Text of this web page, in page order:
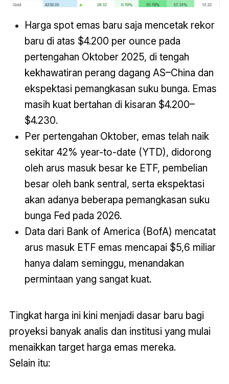
Harga spot emas baru saja mencetak rekor
baru di atas $4.200 per ounce pada
pertengahan Oktober 2025, di tengah
kekhawatiran perang dagang AS–China dan
ekspektasi pemangkasan suku bunga. Emas
masih kuat bertahan di kisaran $4.200–
$4.230.
Per pertengahan Oktober, emas telah naik
sekitar 42% year-to-date (YTD), didorong
oleh arus masuk besar ke ETF, pembelian
besar oleh bank sentral, serta ekspektasi
akan adanya beberapa pemangkasan suku
bunga Fed pada 2026.
Data dari Bank of America (BofA) mencatat
arus masuk ETF emas mencapai $5,6 miliar
hanya dalam seminggu, menandakan
permintaan yang sangat kuat.
Tingkat harga ini kini menjadi dasar baru bagi
proyeksi banyak analis dan institusi yang mulai
menaikkan target harga emas mereka.
Selain itu: